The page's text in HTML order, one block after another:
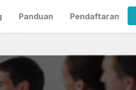
Panduan Pendaftaran